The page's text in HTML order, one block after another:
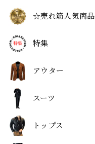
☆売れ筋人気商品
特集
アウター
スーツ
トップス